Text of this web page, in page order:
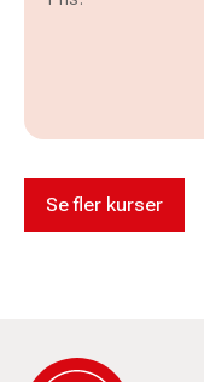
Se fler kurser